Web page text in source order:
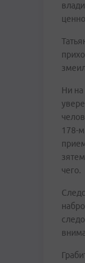
Ни
178-
чего.